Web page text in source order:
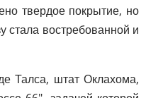
твердое покрытие, но
стала востребованной и
Талса, штат Оклахома,